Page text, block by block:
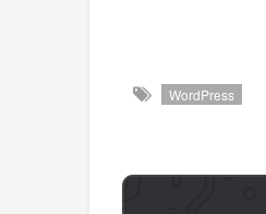
WordPress